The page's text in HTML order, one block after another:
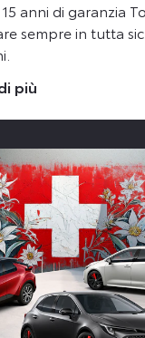
anni di garanzia
sempre in tutta
più